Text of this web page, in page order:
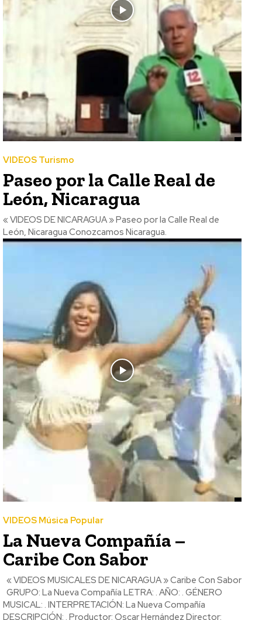
VIDEOS Turismo
Paseo por la Calle Real de
León, Nicaragua
« VIDEOS DE NICARAGUA » Paseo por la Calle Real de
VIDEOS Música Popular
La Nueva Compañía –
Caribe Con Sabor
MUSICAL: . INTERPRETACIÓN: La Nueva Compañía
DESCRIPCIÓN: . Productor: Oscar Hernández Director: